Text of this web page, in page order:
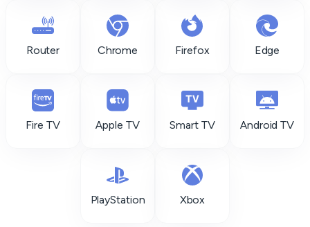
Router Chrome Firefox Edge
Fire TV Apple TV Smart TV Android TV
PlayStation Xbox